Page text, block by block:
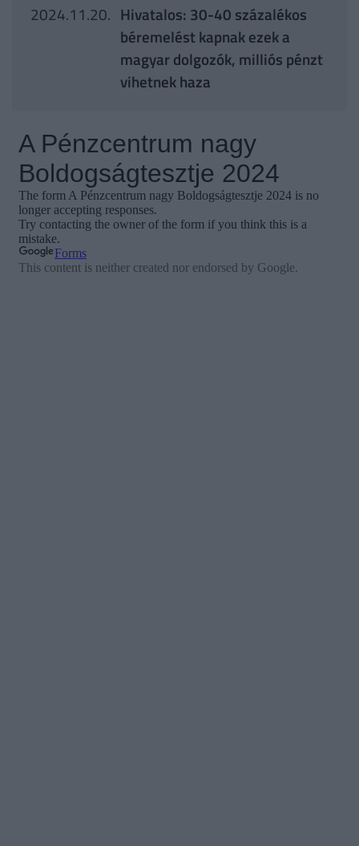
2024.11.20. Hivatalos: 30-40 százalékos
béremelést kapnak ezek a
magyar dolgozók, milliós pénzt
vihetnek haza